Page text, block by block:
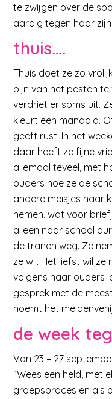
te zwijgen over de
aardig tegen haar zijn.
thuis….
Thuis doet ze zo
pijn van het pesten
verdriet er soms uit.
kleurt een mandala.
geeft rust. In het
daar heeft ze fijne
allemaal teveel, met
ouders hoe ze de
andere meisjes haar
nemen, wat voor
alleen naar school
de tranen weg. Ze
ze wil. Het liefst wil
volgens haar ouders
gesprek met de
noemt het
de week
Van 23 – 27
“Wees een held, met
groepsproces en als